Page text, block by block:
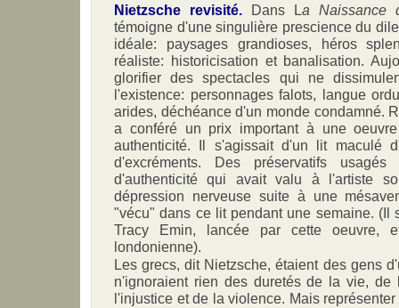
Nietzsche revisité. Dans La Naissance
témoigne d'une singulière prescience du
idéale: paysages grandioses, héros
réaliste: historicisation et banalisation.
glorifier des spectacles qui ne
l'existence: personnages falots, langue
arides, déchéance d'un monde condamné.
a conféré un prix important à une
authenticité. Il s'agissait d'un lit maculé
d'excréments. Des préservatifs
d'authenticité qui avait valu à l'artiste
dépression nerveuse suite à une
"vécu" dans ce lit pendant une semaine. (Il
Tracy Emin, lancée par cette oeuvre,
londonienne).
Les grecs, dit Nietzsche, étaient des gens
n'ignoraient rien des duretés de la vie,
l'injustice et de la violence. Mais